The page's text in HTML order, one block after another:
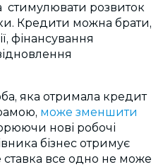
стимулювати розвиток
Кредити можна брати,
фінансування
яка отримала кредит
може зменшити
нові робочі
бізнес отримує
ставка все одно не може